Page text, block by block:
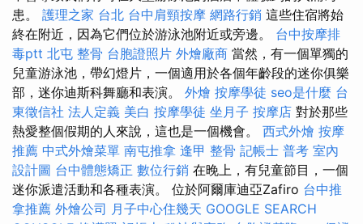
患。 護理之家 台北 台中肩頸按摩 網路行銷 這些住宿將始
終在附近，因為它們位於游泳池附近或旁邊。 台中按摩排
毒ptt 北屯 整骨 台胞證照片 外燴廠商 當然，有一個單獨的
兒童游泳池，帶幻燈片，一個適用於各個年齡段的迷你俱樂
部，迷你迪斯科舞廳和表演。 外燴 按摩學徒 seo是什麼 台
東徵信社 法人定義 美白 按摩學徒 坐月子 按摩店 對於那些
熱愛整個假期的人來說，這也是一個機會。 西式外燴 按摩
推薦 中式外燴菜單 南屯推拿 逢甲 整骨 記帳士 普考 室內
設計圖 台中體態矯正 數位行銷 在晚上，有兒童節目，一個
迷你派遣活動和各種表演。 位於阿爾庫迪亞Zafiro 台中推
拿推薦 外燴公司 月子中心住幾天 GOOGLE SEARCH